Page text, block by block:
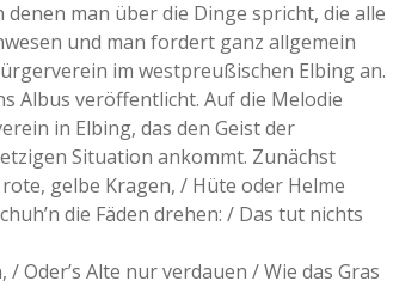
man über die Dinge spricht, die alle
und man fordert ganz allgemein
im westpreußischen Elbing an.
Albus veröffentlicht. Auf die Melodie
in Elbing, das den Geist der
Situation ankommt. Zunächst
gelbe Kragen, / Hüte oder Helme
die Fäden drehen: / Das tut nichts
Oder’s Alte nur verdauen / Wie das Gras